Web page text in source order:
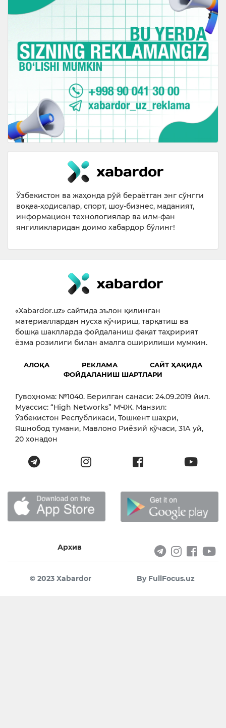
Ўзбекистон ва жаҳонда рўй бераётган энг сўнгги
воқеа-ҳодисалар, спорт, шоу-бизнес, маданият,
информацион технологиялар ва илм-фан
янгиликларидан доимо хабардор бўлинг!
«Xabardor.uz» сайтида эълон қилинган
материаллардан нусха кўчириш, тарқатиш ва
бошқа шаклларда фойдаланиш фақат таҳририят
ёзма розилиги билан амалга оширилиши мумкин.
АЛОҚА РЕКЛАМА
САЙТ ҲАҚИДА
ФОЙДАЛАНИШ ШАРТЛАРИ
Гувоҳнома: №1040. Берилган санаси: 24.09.2019 йил.
Муассис: “High Networks” МЧЖ. Манзил:
Ўзбекистон Республикаси, Тошкент шаҳри,
Яшнобод тумани, Мавлоно Риёзий кўчаси, 31А уй,
20 хонадон
Архив
© 2023 Xabardor By FullFocus.uz